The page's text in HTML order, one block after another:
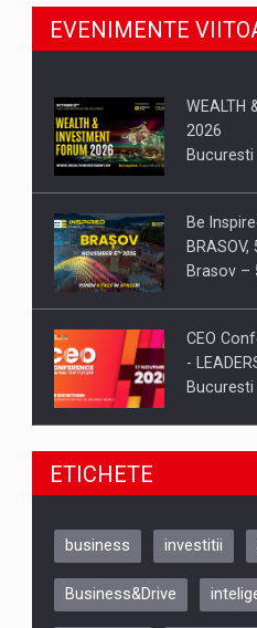
EVENIMENTE
WEALTH
2026
Be
Brasov –
CEO
-
Be
ETICHETE
business investitii
Business&Drive